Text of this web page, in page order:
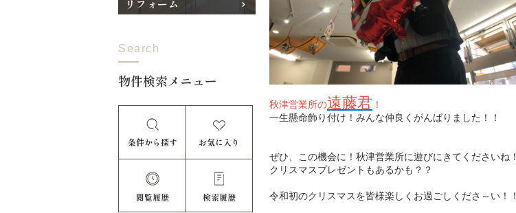
秋津営業所の遠藤君 ！
一生懸命飾り付け！みんな仲良くがんばりました！！
ぜひ、この機会に！秋津営業所に遊びにきてくださいね！
クリスマスプレゼントもあるかも？？
令和初のクリスマスを皆様楽しくお過ごしくださ～い！！
リフォーム
Search
物件検索メニュー
条件から探す お気に入り
閲覧履歴 検索履歴